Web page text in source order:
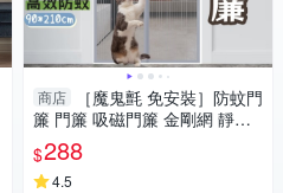
商店
［魔鬼氈 免安裝］防蚊門
簾 門簾 吸磁門簾 金剛網 靜音
磁吸 蚊帳門簾 長門簾 防蚊 磁
吸門簾
$288
4.5